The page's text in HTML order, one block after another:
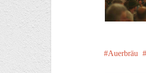
Auerbräu